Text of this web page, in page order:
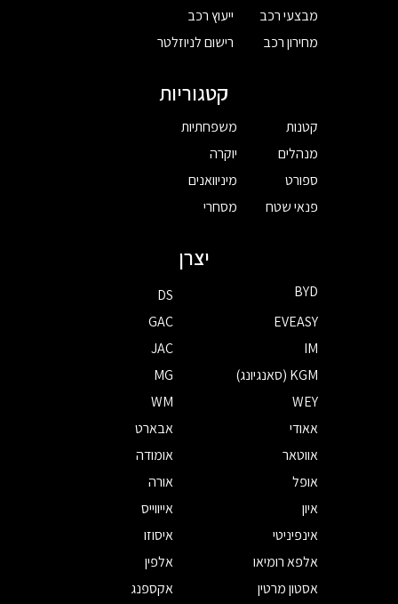
מבצעי רכב
מחירון רכב
ייעוץ רכב
רישום לניוזלטר
קטגוריות
קטנות
מנהלים
ספורט
פנאי שטח
משפחתיות
יוקרה
מיניוואנים
מסחרי
יצרן
BYD
DS
EVEASY
GAC
IM
JAC
KGM (סאנגיונג)
MG
WEY
WM
אאודי
אבארט
אווטאר
אומודה
אופל
אורה
איון
אייווייס
אינפיניטי
איסוזו
אלפא רומיאו
אלפין
אסטון מרטין
אקספנג